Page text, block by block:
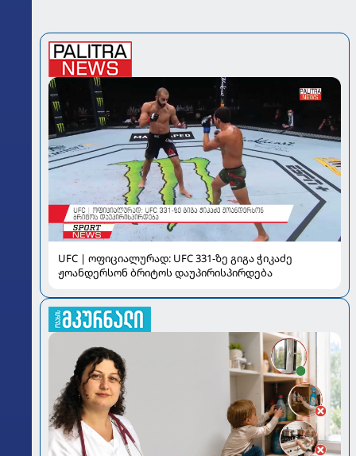
UFC | ოფიციალურად: UFC 331-ზე გიგა ჭიკაძე
ჟოანდერსონ ბრიტოს დაუპირისპირდება